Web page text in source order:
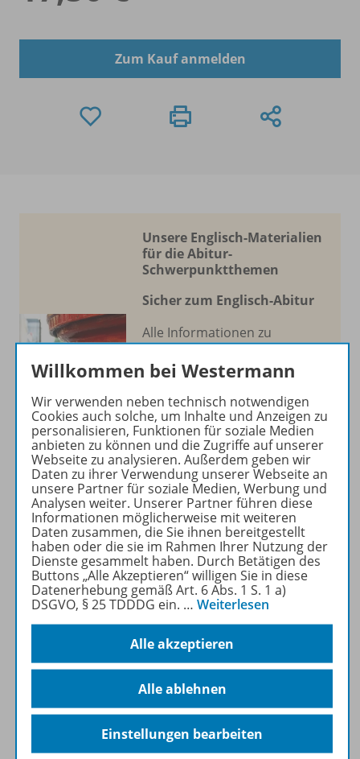
Zum Kauf anmelden
Unsere Englisch-Materialien
für die Abitur-
Schwerpunktthemen
Sicher zum Englisch-Abitur
Alle Informationen zu
Abitur-Schwerpunktthemen
Übersicht.
Mehr erfahren
Produktinformationen
Beschreibung
Lizenzbedingungen
Zugehörige Produkte
Willkommen bei Westermann
Wir verwenden neben technisch notwendigen
Cookies auch solche, um Inhalte und Anzeigen zu
personalisieren, Funktionen für soziale Medien
anbieten zu können und die Zugriffe auf unserer
Webseite zu analysieren. Außerdem geben wir
Daten zu ihrer Verwendung unserer Webseite an
unsere Partner für soziale Medien, Werbung und
Analysen weiter. Unserer Partner führen diese
Informationen möglicherweise mit weiteren
Daten zusammen, die Sie ihnen bereitgestellt
haben oder die sie im Rahmen Ihrer Nutzung der
Dienste gesammelt haben. Durch Betätigen des
Buttons „Alle Akzeptieren“ willigen Sie in diese
Datenerhebung gemäß Art. 6 Abs. 1 S. 1 a)
DSGVO, § 25 TDDDG ein. … Weiterlesen
Alle akzeptieren
Alle ablehnen
Einstellungen bearbeiten